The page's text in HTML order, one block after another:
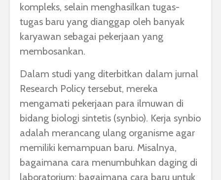
kompleks, selain menghasilkan tugas-
tugas baru yang dianggap oleh banyak
karyawan sebagai pekerjaan yang
membosankan.
Dalam studi yang diterbitkan dalam jurnal
Research Policy tersebut, mereka
mengamati pekerjaan para ilmuwan di
bidang biologi sintetis (synbio). Kerja synbio
adalah merancang ulang organisme agar
memiliki kemampuan baru. Misalnya,
bagaimana cara menumbuhkan daging di
laboratorium; bagaimana cara baru untuk